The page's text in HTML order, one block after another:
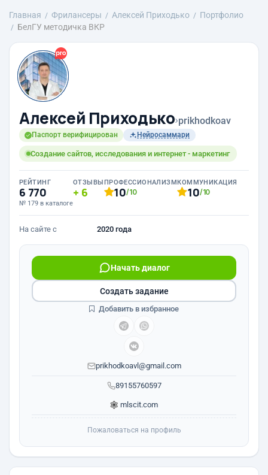
Главная Фрилансеры Алексей Приходько
Портфолио
БелГУ методичка ВКР
Алексей Приходько›prikhodkoav
Паспорт верифицирован Нейросаммари
Создание сайтов, исследования и интернет - маркетинг
РЕЙТИНГ
6 770
№ 179 в каталоге
ОТЗЫВЫ
6
ПРОФЕССИОНАЛИЗМ
10/10
КОММУНИКАЦИЯ
10/10
На сайте с 2020 года
89155760597
Начать диалог
prikhodkoavl@gmail.com
mlscit.com
Создать задание
Добавить в избранное
Пожаловаться на профиль